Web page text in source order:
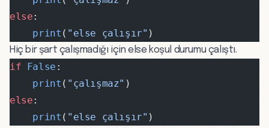
else:
    print
( "else çalışır" )
Hiç bir şart çalışmadığı için else koşul durumu çalıştı.
if False :
    print
( "çalışmaz" )
else:
    print
( "else çalışır" )